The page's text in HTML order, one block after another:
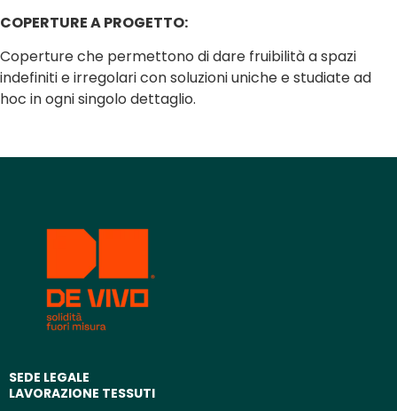
COPERTURE A PROGETTO:
Coperture che permettono di dare fruibilità a spazi
indefiniti e irregolari con soluzioni uniche e studiate ad
hoc in ogni singolo dettaglio.
SEDE LEGALE
LAVORAZIONE TESSUTI